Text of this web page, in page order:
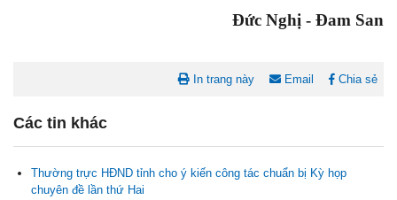
Đức Nghị - Đam San
In trang này Email Chia sẻ
Các tin khác
Thường trực HĐND tỉnh cho ý kiến công tác chuẩn bị Kỳ họp
chuyên đề lần thứ Hai